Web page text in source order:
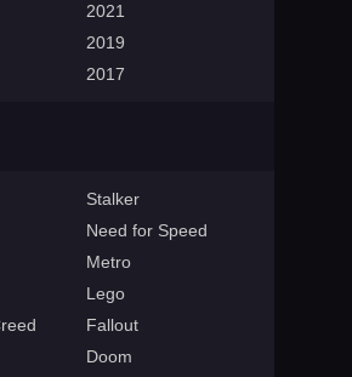
2021
2019
2017
Stalker
Need for Speed
Metro
Lego
Fallout
Doom